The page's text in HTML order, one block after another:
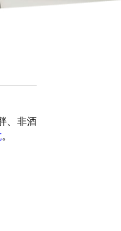
、非酒
。